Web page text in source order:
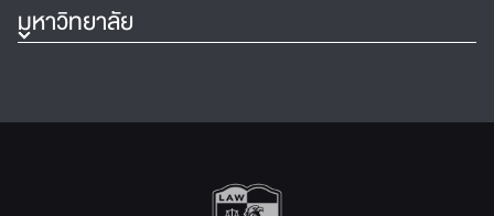
มหาวิทยาลัย